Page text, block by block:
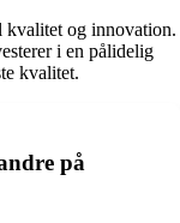
kvalitet og innovation.
i en pålidelig
kvalitet.
på